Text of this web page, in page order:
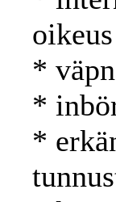
oikeus
*
*
*